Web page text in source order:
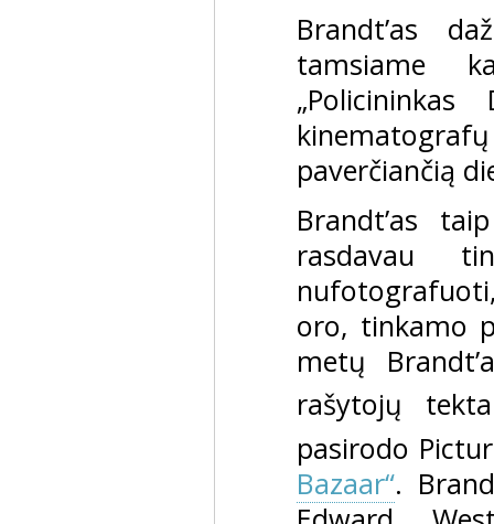
Brandt’as
tamsiame
paverčiančią
Brandt’as
rasdavau
oro, tinkamo
metų
rašytojų
pasirodo
Bazaar“.